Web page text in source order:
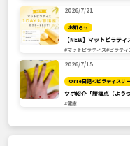
2026/7/21
お知らせ
【NEW】マットピラテ
#マットピラティス#ピラティ
2026/7/15
Orie日記＜ピラティスリ
ツボ紹介「腰痛点（よう
#健康